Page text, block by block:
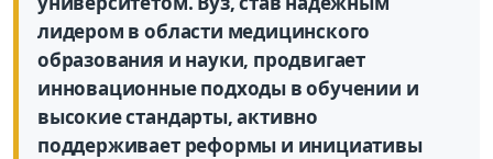
лидером в области медицинского
образования и науки, продвигает
инновационные подходы в обучении и
высокие стандарты, активно
поддерживает реформы и инициативы